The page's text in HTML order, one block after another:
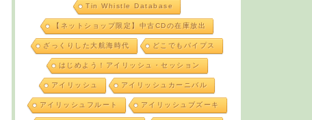
Tin Whistle Database
【ネットショップ限定】中古CDの在庫放出
ざっくりした大航海時代 どこでもパイプス
はじめよう！アイリッシュ・セッション
アイリッシュ アイリッシュカーニバル
アイリッシュフルート アイリッシュブズーキ